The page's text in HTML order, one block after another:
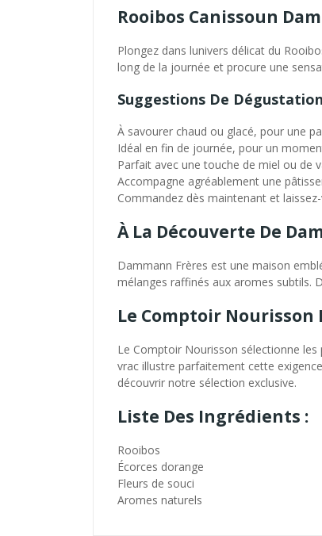
Rooibos Canissoun
Plongez dans lunivers délicat du
long de la journée et procure une
Suggestions De
À savourer chaud ou glacé, pour une
Idéal en fin de journée, pour un
Parfait avec une touche de miel ou de
Accompagne agréablement une
Commandez dès maintenant et
À La Découverte De
Dammann Frères est une maison
mélanges raffinés aux aromes subtils.
Le Comptoir Nourisson
Le Comptoir Nourisson sélectionne
vrac illustre parfaitement cette
découvrir notre sélection exclusive.
Liste Des Ingrédients :
Rooibos
Écorces dorange
Fleurs de souci
Aromes naturels